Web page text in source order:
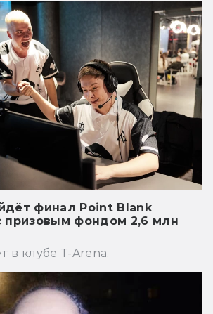
финал Point Blank
призовым фондом 2,6 млн
в клубе T-Arena.